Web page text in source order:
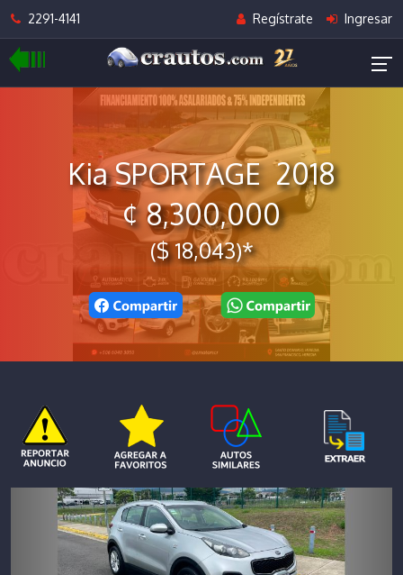
2291-4141 Regístrate Ingresar
Kia SPORTAGE 2018
¢ 8,300,000
($ 18,043)*